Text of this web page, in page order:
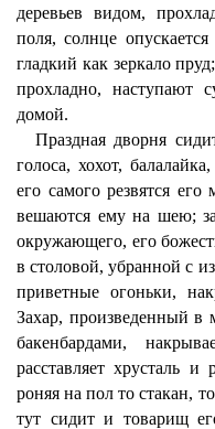
деревьев видом,
поля, солнце
гладкий как зеркало
прохладно, наступают
домой.
Праздная дворня
голоса, хохот,
его самого резвятся
вешаются ему на шею;
окружающего, его
в столовой, убранной с
приветные огоньки,
Захар, произведенный
бакенбардами,
расставляет хрусталь и
роняя на пол то стакан,
тут сидит и товарищ